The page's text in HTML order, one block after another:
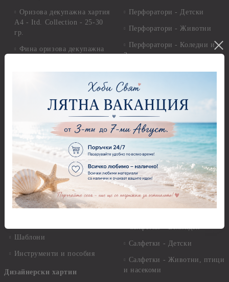
Оризова декупажна хартия
А4 - Itd. Collection - 25-30
гр.
Фина оризова декупажна
Декупажна хартия - Други
Антични пасти
Грунд, Основи, Релефни
пасти
Варак, Шлак метал, Фолио,
Пантна
Лакове и защитни покрития
Лепила
Шаблони
Инструменти и пособия
Дизайнерски хартии
Перфоратори - Детски
Перфоратори - Животни
Перфоратори - Коледни и
Зимни
Рисуване
Грунд и почистващи
разтвори
Платна за рисуване
Стативи и поставки
Четки и инструменти
Моливи, акварелни
комплекти
Свещи
Салфетки - Великден
Салфетки - Детски
Салфетки - Животни, птици
и насекоми